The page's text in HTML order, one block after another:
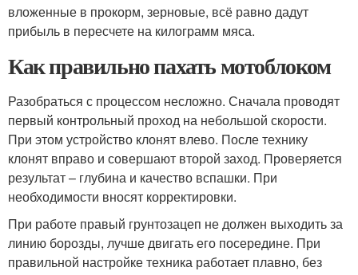
вложенные в прокорм, зерновые, всё равно дадут
прибыль в пересчете на килограмм мяса.
Как правильно пахать мотоблоком
Разобраться с процессом несложно. Сначала проводят
первый контрольный проход на небольшой скорости.
При этом устройство клонят влево. После технику
клонят вправо и совершают второй заход. Проверяется
результат – глубина и качество вспашки. При
необходимости вносят корректировки.
При работе правый грунтозацеп не должен выходить за
линию борозды, лучше двигать его посередине. При
правильной настройке техника работает плавно, без